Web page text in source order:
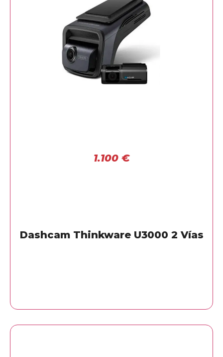
1.100 €
Dashcam Thinkware U3000 2 Vías